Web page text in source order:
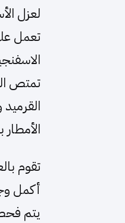
لعزل
تعمل
تمتص
تقوم
أكمل
يتم